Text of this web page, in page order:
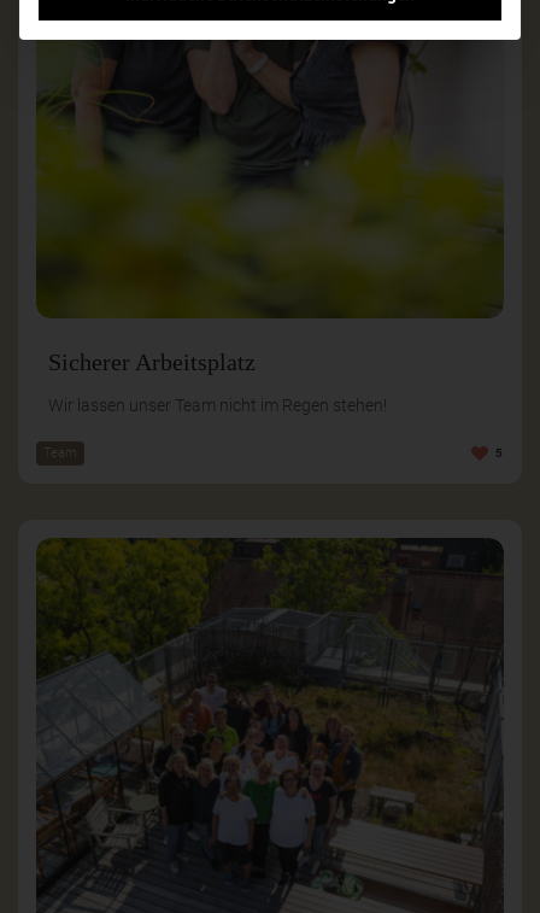
Sicherer Arbeitsplatz
Wir lassen unser Team nicht im Regen stehen!
Team 5